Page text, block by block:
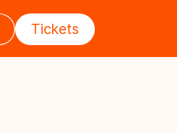
Tickets